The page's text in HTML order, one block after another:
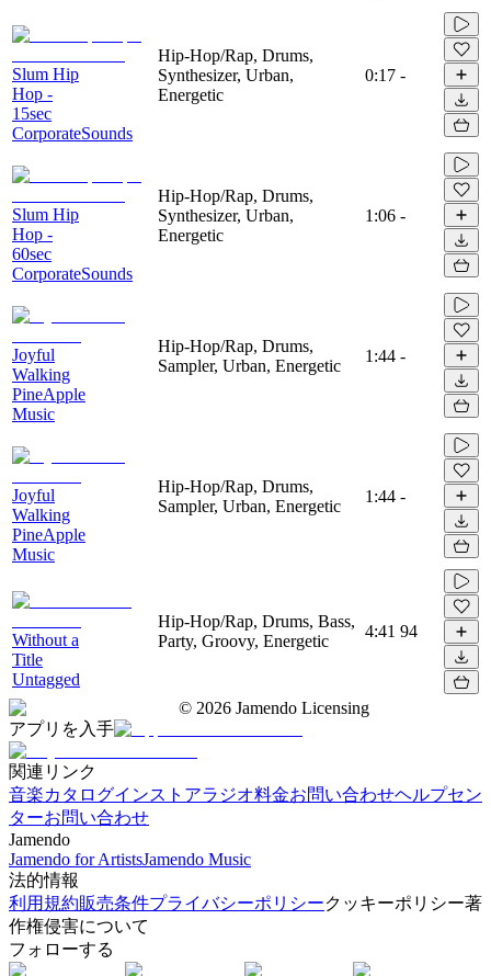
Slum Hip
Hop -
15sec
CorporateSounds
Hip-Hop/Rap, Drums,
Synthesizer, Urban,
Energetic
0:17 -
Slum Hip
Hop -
60sec
CorporateSounds
Hip-Hop/Rap, Drums,
Synthesizer, Urban,
Energetic
1:06 -
Joyful
Walking
PineApple
Music
Hip-Hop/Rap, Drums,
Sampler, Urban, Energetic
1:44 -
Joyful
Walking
PineApple
Music
Hip-Hop/Rap, Drums,
Sampler, Urban, Energetic
1:44 -
Without a
Title
Untagged
Hip-Hop/Rap, Drums, Bass,
Party, Groovy, Energetic
4:41 94
© 2026 Jamendo Licensing
アプリを入手
関連リンク
音楽カタログインストアラジオ料金お問い合わせヘルプセン
ターお問い合わせ
Jamendo
Jamendo for ArtistsJamendo Music
法的情報
利用規約販売条件プライバシーポリシークッキーポリシー著
作権侵害について
フォローする